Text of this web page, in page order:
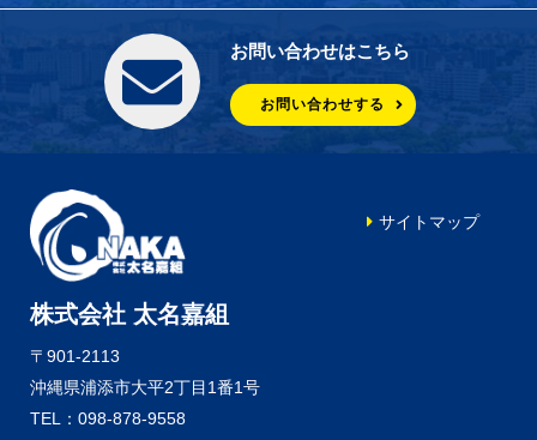
お問い合わせはこちら
お問い合わせする
株式会社 太名嘉組
〒901-2113
沖縄県浦添市大平2丁目1番1号
TEL：098-878-9558
サイトマップ